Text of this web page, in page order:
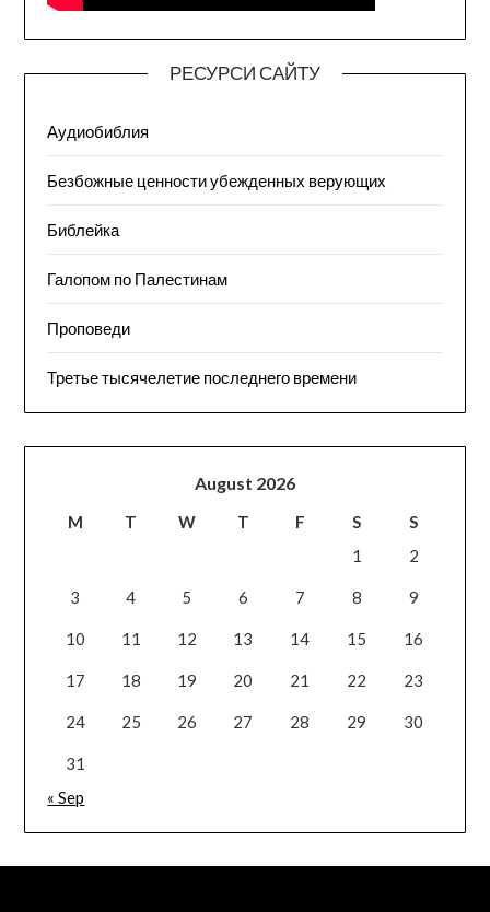
РЕСУРСИ САЙТУ
Аудиобиблия
Безбожные ценности убежденных верующих
Библейка
Галопом по Палестинам
Проповеди
Третье тысячелетие последнего времени
August 2026
M T W T F S
S
1
2
3 4 5 6 7 8 9
10 11 12 13 14 15 16
17 18 19 20 21 22 23
24 25 26 27 28 29 30
31
« Sep